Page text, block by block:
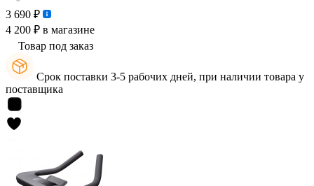
3 690 ₽
4 200 ₽ в магазине
Товар под заказ
Срок поставки 3-5 рабочих дней, при наличии товара у
поставщика